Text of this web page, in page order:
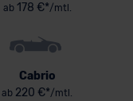
ab178 €*/mtl.
Cabrio
ab 220 €*/mtl.